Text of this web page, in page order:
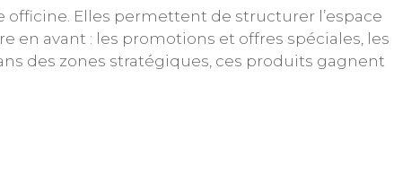
Elles permettent de structurer l’espace
en avant : les promotions et offres spéciales, les
des zones stratégiques, ces produits gagnent